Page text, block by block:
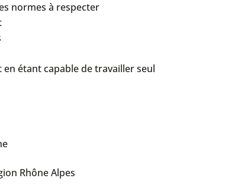
normes à respecter
étant capable de travailler seul
Rhône Alpes